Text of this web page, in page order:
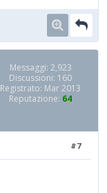
Messaggi: 2,923
Discussioni: 160
Registrato: Mar 2013
Reputazione: 64
#7